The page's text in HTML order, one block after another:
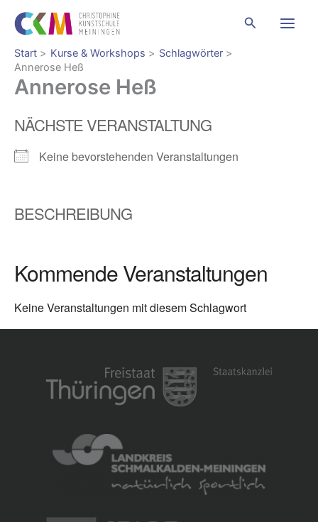
Inhalt
Suchen
Start Kurse & Workshops
Schlagwörter
Annerose Heß
Annerose Heß
NÄCHSTE VERANSTALTUNG
Keine bevorstehenden Veranstaltungen
BESCHREIBUNG
Kommende Veranstaltungen
Keine Veranstaltungen mit diesem Schlagwort